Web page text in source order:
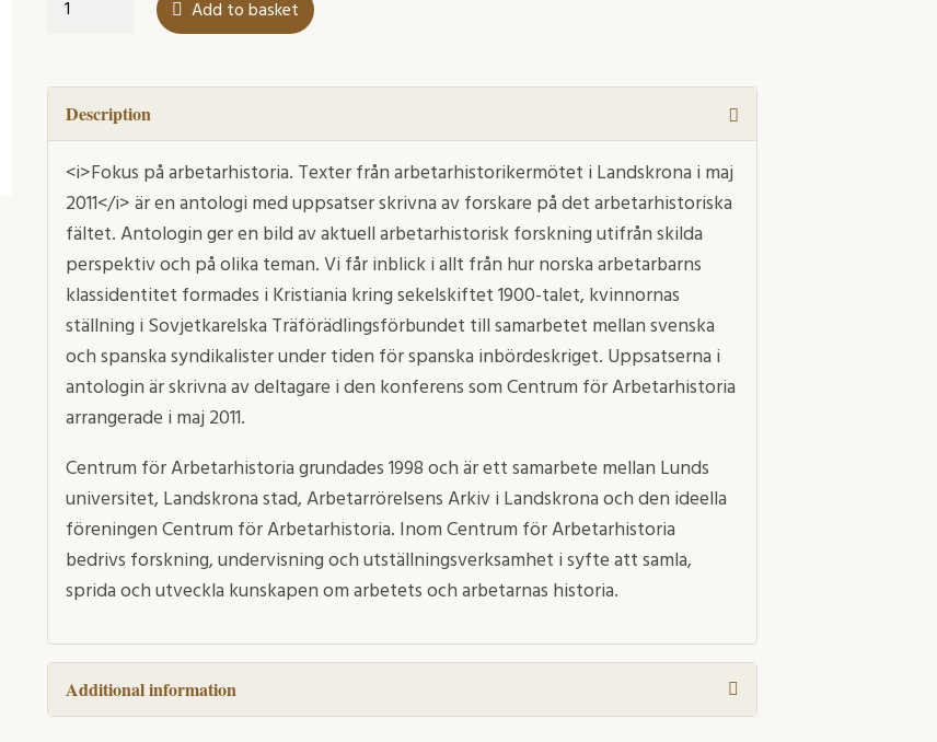
quantity
Add to basket
Description
<i>Fokus på arbetarhistoria. Texter från arbetarhistorikermötet i Landskrona i maj
2011</i> är en antologi med uppsatser skrivna av forskare på det arbetarhistoriska
fältet. Antologin ger en bild av aktuell arbetarhistorisk forskning utifrån skilda
perspektiv och på olika teman. Vi får inblick i allt från hur norska arbetarbarns
klassidentitet formades i Kristiania kring sekelskiftet 1900-talet, kvinnornas
ställning i Sovjetkarelska Träförädlingsförbundet till samarbetet mellan svenska
och spanska syndikalister under tiden för spanska inbördeskriget. Uppsatserna i
antologin är skrivna av deltagare i den konferens som Centrum för Arbetarhistoria
arrangerade i maj 2011.
Centrum för Arbetarhistoria grundades 1998 och är ett samarbete mellan Lunds
universitet, Landskrona stad, Arbetarrörelsens Arkiv i Landskrona och den ideella
föreningen Centrum för Arbetarhistoria. Inom Centrum för Arbetarhistoria
bedrivs forskning, undervisning och utställningsverksamhet i syfte att samla,
sprida och utveckla kunskapen om arbetets och arbetarnas historia.
Additional information